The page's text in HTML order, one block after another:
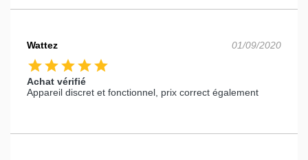
Wattez 01/09/2020
starstarstarstarstar
Achat vérifié
Appareil discret et fonctionnel, prix correct également